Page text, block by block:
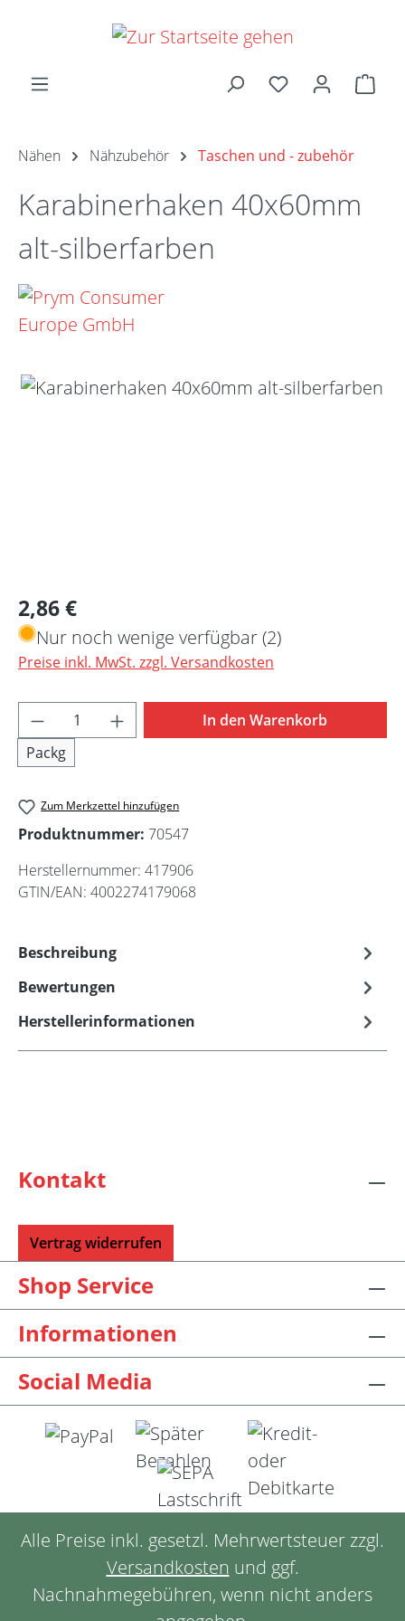
Zum Hauptinhalt springen
Nähen Nähzubehör Taschen und - zubehör
Karabinerhaken 40x60mm
alt-silberfarben
Bildergalerie überspringen
Regulärer Preis:
2,86 €
Nur noch wenige verfügbar (2)
Preise inkl. MwSt. zzgl. Versandkosten
Produkt Anzahl: Gib den gewünschten
Packg
In den Warenkorb
Zum Merkzettel hinzufügen
Produktnummer: 70547
Herstellernummer: 417906
GTIN/EAN: 4002274179068
Beschreibung
Bewertungen
Herstellerinformationen
Kontakt
Vertrag widerrufen
Shop Service
Informationen
Social Media
Alle Preise inkl. gesetzl. Mehrwertsteuer zzgl.
Versandkosten und ggf.
Nachnahmegebühren, wenn nicht anders